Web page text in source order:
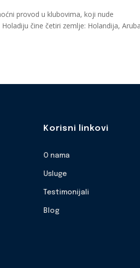
provod u klubovima, koji nude
čine četiri zemlje: Holandija,
Korisni linkovi
O nama
Usluge
Testimonijali
Blog